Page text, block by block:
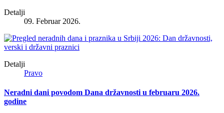
Detalji
09. Februar 2026.
Detalji
Pravo
Neradni dani povodom Dana državnosti u februaru 2026.
godine